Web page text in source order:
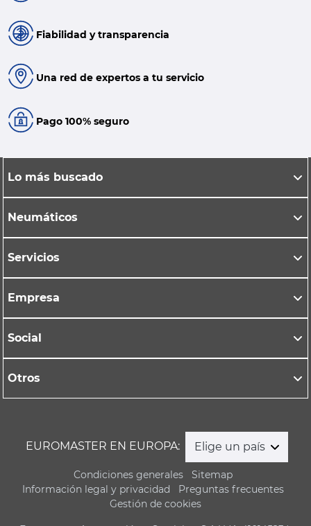
Fiabilidad y transparencia
Una red de expertos a tu servicio
Pago 100% seguro
Lo más buscado
Neumáticos
Servicios
Empresa
Social
Otros
EUROMASTER EN EUROPA: Elige un país
Condiciones generales
Sitemap
Información legal y privacidad
Preguntas frecuentes
Gestión de cookies